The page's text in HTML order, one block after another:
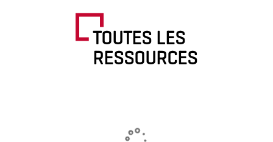
TOUTES LES
RESSOURCES